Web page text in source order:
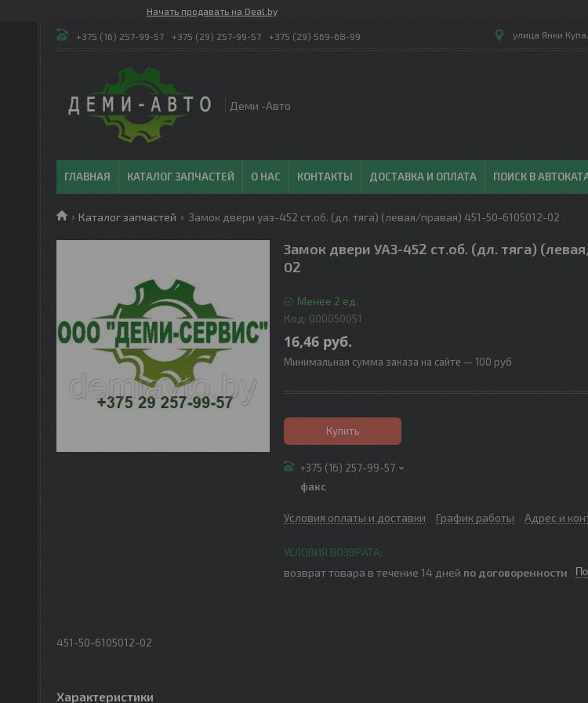
Начать продавать на Deal.by
+375 (16) 257-99-57 +375 (29) 257-99-57 +375 (29) 569-68-99 улица Янки
Деми -Авто
ГЛАВНАЯ КАТАЛОГ ЗАПЧАСТЕЙ О НАС КОНТАКТЫ ДОСТАВКА И ОПЛАТА ПОИСК В
Каталог запчастей Замок двери уаз-452 ст.об. (дл. тяга) (левая/правая) 451-50-6105012-02
Замок двери УАЗ-452 ст.об. (дл. тяга)
02
Менее 2 ед.
Код: 000050051
16,46 руб.
Минимальная сумма заказа на сайте — 100 руб
Купить
+375 (16) 257-99-57
факс
Условия оплаты и доставки График работы Адрес и
возврат товара в течение 14 дней по договоренности
451-50-6105012-02
Характеристики